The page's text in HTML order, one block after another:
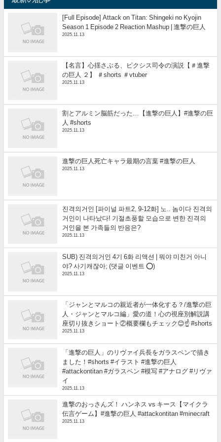
[Full Episode] Attack on Titan: Shingeki no Kyojin
Season 1 Episode 2 Reaction Mashup | 進撃の巨人
2025.11.13
【名言】心揺さぶる、ピクシス司令の演説【＃進撃
の巨人 ２】 ＃shorts ＃vtuber
2025.11.13
割とアルミン脳筋だった…【進撃の巨人】#進撃の巨
人 #shorts
2025.11.13
進撃の巨人死亡キャラ最期の言葉 #進撃の巨人
2025.11.13
진격의거인 [파이널 파트2, 9-12화] 노.. 놈이다 진격의
거인이 나타났다! 기절초풍할 모습으로 변한 진격의
거인을 본 가족들의 반응은?
2025.11.13
SUB) 진격의거인 4기 6화 리액션 | 뭐야 미친거 아니
야? 사기캐잖아; (댓글 이벤트 ⭕)
2025.11.13
「ジャンとマルコの親近者が一体化する？/進撃の巨
人・ジャンとマルコ編」愛の道！心の視座別解説講
座切り抜きショート②概要欄もチェック😊☝️ #shorts
2025.11.13
「進撃の巨人」のリヴァイ兵長をガラスペンで描き
ました！#shorts #イラスト #進撃の巨人
#attackontitan #ガラスペン #模写 #アナログ #リヴァ
イ
2025.11.13
進撃のおっさんズ！ ハンネス vs キース【マイクラ
伝言ゲーム】#進撃の巨人 #attackontitan #minecraft
2025.11.13